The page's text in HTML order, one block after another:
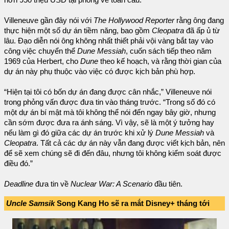
Villeneuve gần đây nói với The Hollywood Reporterrằng ông đang
thực hiện một số dự án tiềm năng, bao gồm Cleopatra đã ấp ủ từ
lâu. Đạo diễn nói ông không nhất thiết phải vội vàng bắt tay vào
công việc chuyển thể Dune Messiah, cuốn sách tiếp theo năm
1969 của Herbert, cho Dune theo kế hoạch, và rằng thời gian của
dự án này phụ thuộc vào việc có được kịch bản phù hợp.
“Hiện tại tôi có bốn dự án đang được cân nhắc,” Villeneuve nói
trong phỏng vấn được đưa tin vào tháng trước. “Trong số đó có
một dự án bí mật mà tôi không thể nói đến ngay bây giờ, nhưng
cần sớm được đưa ra ánh sáng. Vì vậy, sẽ là một ý tưởng hay
nếu làm gì đó giữa các dự án trước khi xử lý Dune Messiah và
Cleopatra. Tất cả các dự án này vẫn đang được viết kịch bản, nên
để sẽ xem chúng sẽ đi đến đâu, nhưng tôi không kiểm soát được
điều đó.”
Deadline đưa tin về Nuclear War: A Scenario đầu tiên.
Uncle SamsikSong Kang Ho sẽ ra mắt Disney+ tháng tới